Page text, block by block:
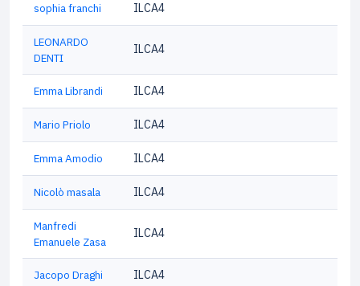
sophia franchi ILCA4
LEONARDO
DENTI
ILCA4
Emma Librandi ILCA4
Mario Priolo ILCA4
Emma Amodio ILCA4
Nicolò masala ILCA4
Manfredi
Emanuele Zasa
ILCA4
Jacopo Draghi ILCA4